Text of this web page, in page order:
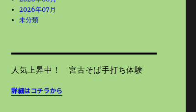
2026年07月
未分類
人気上昇中！ 宮古そば手打ち体験
詳細はコチラから